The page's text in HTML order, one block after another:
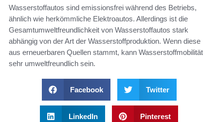
Wasserstoffautos sind emissionsfrei während des Betriebs,
ähnlich wie herkömmliche Elektroautos. Allerdings ist die
Gesamtumweltfreundlichkeit von Wasserstoffautos stark
abhängig von der Art der Wasserstoffproduktion. Wenn diese
aus erneuerbaren Quellen stammt, kann Wasserstoffmobilität
sehr umweltfreundlich sein.
Facebook Twitter
LinkedIn Pinterest